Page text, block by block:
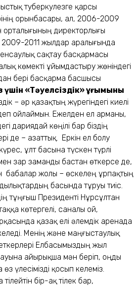
туберкулезге қарсы
орынбасары, ал, 2006-2009
директорлығы
2009-2011 жылдар аралығында
сақтау басқармасы
көмекті ұйымдастыру жөніндегі
бері басқарма басшысы
үшін «Тәуелсіздік» ұғымының
– әр қазақтың жүрегіндегі киелі
ойлаймын. Ежелден ел арманы,
дариядай көңілі бар біздің
де – азаттық. Еркін ел болу
ұлт басына түскен түрлі
зар заманды бастан өткерсе де,
бабалар жолы – өскелең ұрпақтың
басында тұруы тиіс.
тұңғыш Президенті Нұрсұлтан
көтергелі, саналы ой,
қазақ елі әлемдік аренада
Менің және маңғыстаулық
Елбасымыздың жыл
айырықша мән беріп, оңды
үлесімізді қосып келеміз.
бір-ақ тілек бар,